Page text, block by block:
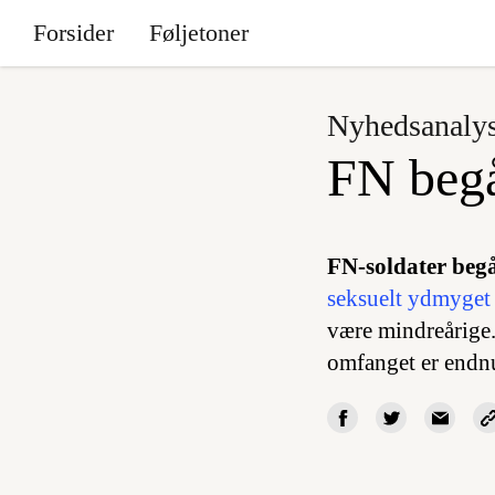
Forsider Føljetoner
FN
FN-soldater
seksuelt
være
omfanget er